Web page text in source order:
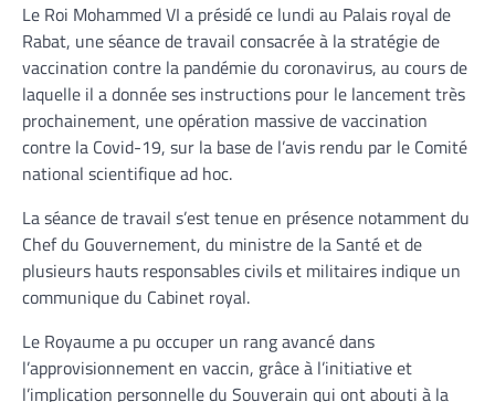
Le Roi Mohammed VI a présidé ce lundi au Palais royal de
Rabat, une séance de travail consacrée à la stratégie de
vaccination contre la pandémie du coronavirus, au cours de
laquelle il a donnée ses instructions pour le lancement très
prochainement, une opération massive de vaccination
contre la Covid-19, sur la base de l’avis rendu par le Comité
national scientifique ad hoc.
La séance de travail s’est tenue en présence notamment du
Chef du Gouvernement, du ministre de la Santé et de
plusieurs hauts responsables civils et militaires indique un
communique du Cabinet royal.
Le Royaume a pu occuper un rang avancé dans
l’approvisionnement en vaccin, grâce à l’initiative et
l’implication personnelle du Souverain qui ont abouti à la